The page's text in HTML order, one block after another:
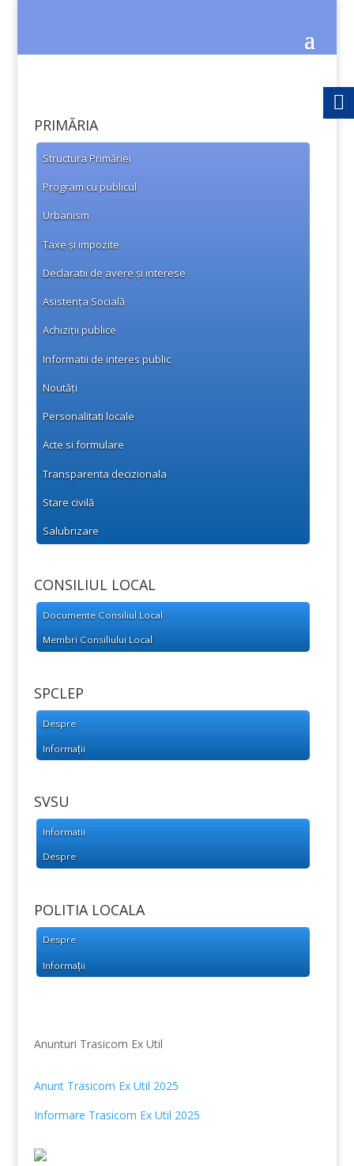
PRIMĂRIA
Structura Primăriei
Program cu publicul
Urbanism
Taxe și impozite
Declaratii de avere și interese
Asistența Socială
Achiziții publice
Informatii de interes public
Noutăți
Personalitati locale
Acte si formulare
Transparenta decizionala
Stare civilă
Salubrizare
CONSILIUL LOCAL
Documente Consiliul Local
Membri Consiliului Local
SPCLEP
Despre
Informații
SVSU
Informatii
Despre
POLITIA LOCALA
Despre
Informații
Anunturi Trasicom Ex Util
Anunt Trasicom Ex Util 2025
Informare Trasicom Ex Util 2025